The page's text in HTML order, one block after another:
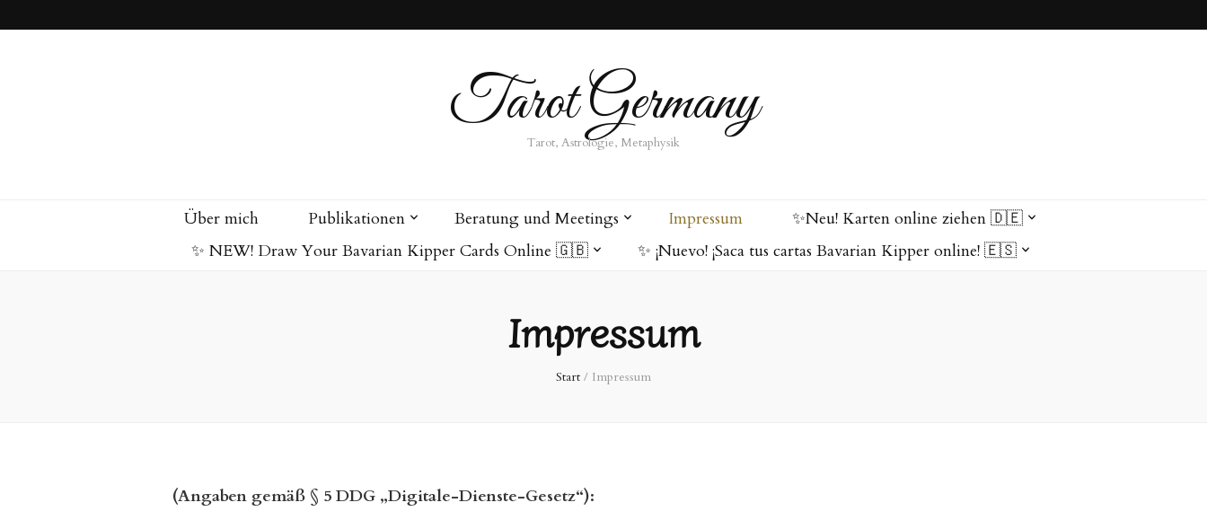
Tarot Germany
Tarot, Astrologie, Metaphysik
Über mich Publikationen Beratung und Meetings Impressum
✨Neu! Karten online ziehen 🇩🇪
✨ NEW! Draw Your Bavarian Kipper Cards Online 🇬🇧
✨ ¡Nuevo! ¡Saca tus cartas Bavarian Kipper online! 🇪🇸
Impressum
Start / Impressum
(Angaben gemäß § 5 DDG „Digitale-Dienste-Gesetz“):